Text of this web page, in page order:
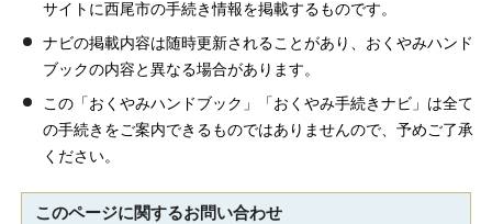
サイトに西尾市の手続き情報を掲載するものです。
ナビの掲載内容は随時更新されることがあり、おくやみハンド
ブックの内容と異なる場合があります。
この「おくやみハンドブック」「おくやみ手続きナビ」は全て
の手続きをご案内できるものではありませんので、予めご了承
ください。
このページに関するお問い合わせ